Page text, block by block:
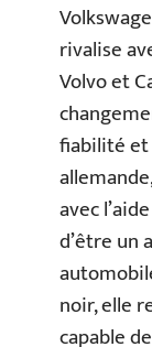
rivalise
Volvo et
fiabilité et
avec
d’être un
noir, elle
capable